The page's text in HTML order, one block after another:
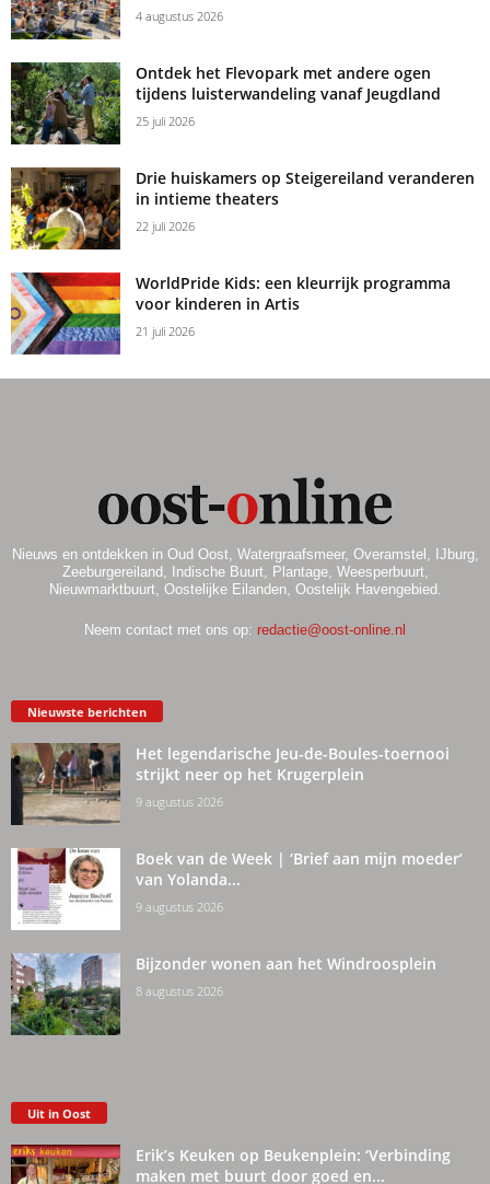
4 augustus 2026
Ontdek het Flevopark met andere ogen
tijdens luisterwandeling vanaf Jeugdland
25 juli 2026
Drie huiskamers op Steigereiland veranderen
in intieme theaters
22 juli 2026
WorldPride Kids: een kleurrijk programma
voor kinderen in Artis
21 juli 2026
Nieuws en ontdekken in Oud Oost, Watergraafsmeer, Overamstel, IJburg,
Zeeburgereiland, Indische Buurt, Plantage, Weesperbuurt,
Nieuwmarktbuurt, Oostelijke Eilanden, Oostelijk Havengebied.
Neem contact met ons op: redactie@oost-online.nl
Nieuwste berichten
Het legendarische Jeu-de-Boules-toernooi
strijkt neer op het Krugerplein
9 augustus 2026
Boek van de Week | ‘Brief aan mijn moeder’
van Yolanda...
9 augustus 2026
Bijzonder wonen aan het Windroosplein
8 augustus 2026
Uit in Oost
Erik’s Keuken op Beukenplein: ‘Verbinding
maken met buurt door goed en...